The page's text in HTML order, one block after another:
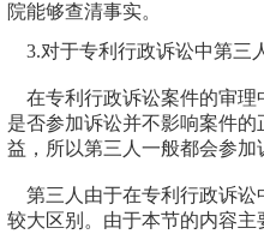
院能够查清事实。
3.对于专利行政诉讼中第三
在专利行政诉讼案件的审
是否参加诉讼并不影响案件
益，所以第三人一般都会参加
第三人由于在专利行政诉
较大区别。由于本节的内容